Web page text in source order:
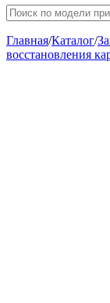
Главная/Каталог/
восстановления